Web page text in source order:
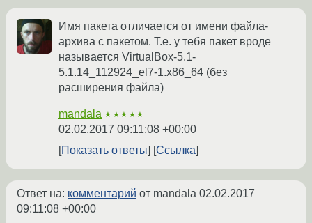
Имя пакета отличается от имени файла-
архива с пакетом. Т.е. у тебя пакет вроде
называется VirtualBox-5.1-
5.1.14_112924_el7-1.x86_64 (без
расширения файла)
mandala ★★★★★
02.02.2017 09:11:08 +00:00
Показать ответы
Ссылка
Ответ на: комментарий от mandala 02.02.2017
09:11:08 +00:00